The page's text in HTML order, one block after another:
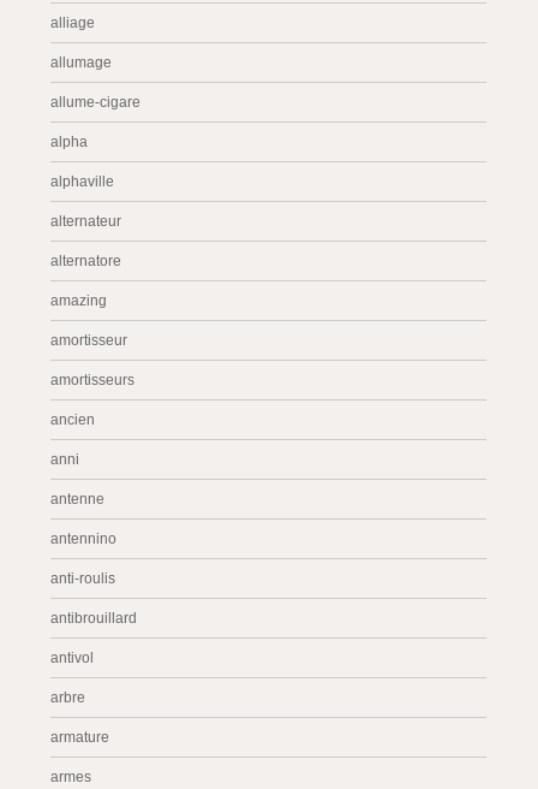
alliage
allumage
allume-cigare
alpha
alphaville
alternateur
alternatore
amazing
amortisseur
amortisseurs
ancien
anni
antenne
antennino
anti-roulis
antibrouillard
antivol
arbre
armature
armes